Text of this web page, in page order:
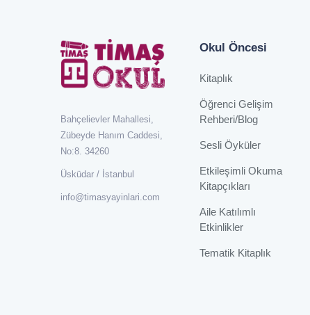
Bahçelievler Mahallesi,
Zübeyde Hanım Caddesi,
No:8. 34260
Üsküdar / İstanbul
info@timasyayinlari.com
Okul Öncesi
Kitaplık
Öğrenci Gelişim
Rehberi/Blog
Sesli Öyküler
Etkileşimli Okuma
Kitapçıkları
Aile Katılımlı
Etkinlikler
Tematik Kitaplık